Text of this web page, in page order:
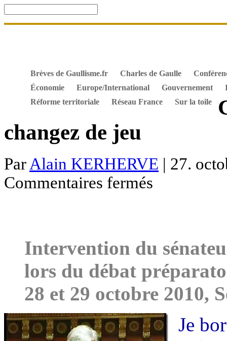
Brèves de Gaullisme.fr
Charles de Gaulle
Économie
Europe/International Gouvernement
Réforme territoriale
Réseau France Sur la toile
changez de jeu
Par Alain KERHERVE | 27.
Commentaires fermés
Intervention du
lors du débat
28 et 29 octobre 2010,
Je